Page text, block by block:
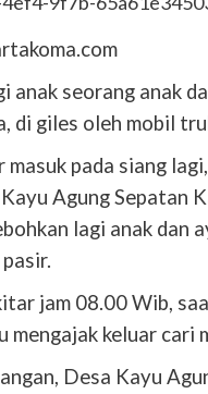
anak seorang anak
di giles oleh mobil
pada siang
Agung Sepatan
lagi anak dan
jam 08.00 Wib,
mengajak keluar cari
Desa Kayu